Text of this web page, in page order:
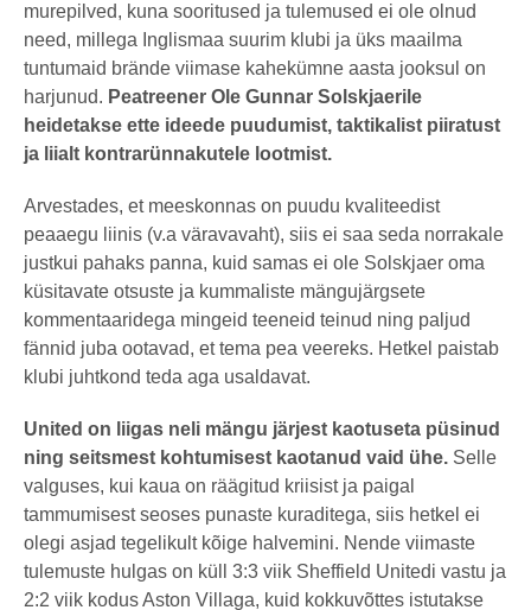
murepilved, kuna sooritused ja tulemused ei ole olnud
need, millega Inglismaa suurim klubi ja üks maailma
tuntumaid brände viimase kahekümne aasta jooksul on
harjunud. Peatreener Ole Gunnar Solskjaerile
heidetakse ette ideede puudumist, taktikalist piiratust
ja liialt kontrarünnakutele lootmist.
Arvestades, et meeskonnas on puudu kvaliteedist
peaaegu liinis (v.a väravavaht), siis ei saa seda norrakale
justkui pahaks panna, kuid samas ei ole Solskjaer oma
küsitavate otsuste ja kummaliste mängujärgsete
kommentaaridega mingeid teeneid teinud ning paljud
fännid juba ootavad, et tema pea veereks. Hetkel paistab
klubi juhtkond teda aga usaldavat.
United on liigas neli mängu järjest kaotuseta püsinud
ning seitsmest kohtumisest kaotanud vaid ühe. Selle
valguses, kui kaua on räägitud kriisist ja paigal
tammumisest seoses punaste kuraditega, siis hetkel ei
olegi asjad tegelikult kõige halvemini. Nende viimaste
tulemuste hulgas on küll 3:3 viik Sheffield Unitedi vastu ja
2:2 viik kodus Aston Villaga, kuid kokkuvõttes istutakse